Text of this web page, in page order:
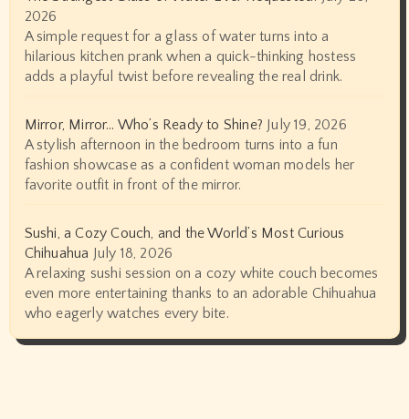
2026
A simple request for a glass of water turns into a
hilarious kitchen prank when a quick-thinking hostess
adds a playful twist before revealing the real drink.
Mirror, Mirror… Who’s Ready to Shine? July 19, 2026
A stylish afternoon in the bedroom turns into a fun
fashion showcase as a confident woman models her
favorite outfit in front of the mirror.
Sushi, a Cozy Couch, and the World’s Most Curious
Chihuahua July 18, 2026
A relaxing sushi session on a cozy white couch becomes
even more entertaining thanks to an adorable Chihuahua
who eagerly watches every bite.